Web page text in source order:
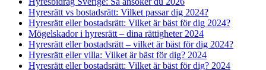
Hyresrätt vs bostadsrätt: Vilket passar dig 2024?
Hyresrätt eller bostadsrätt: Vilket är bäst för dig 2024?
Mögelskador i hyresrätt – dina rättigheter 2024
Hyresrätt eller bostadsrätt – vilket är bäst för dig 2024?
Hyresrätt eller villa: Vilket är bäst för dig? 2024
Hyresrätt eller bostadsrätt: Vilket är bäst för dig? 2024